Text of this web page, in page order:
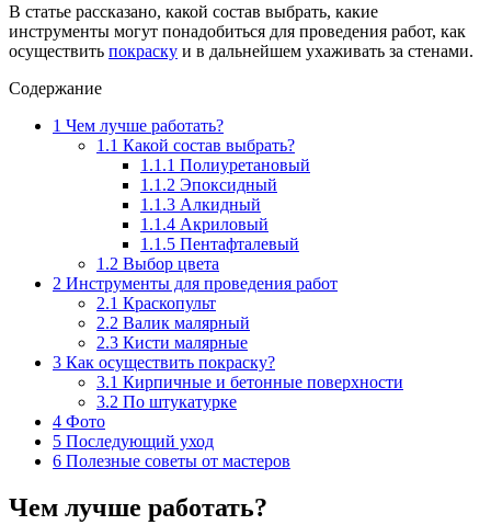
В статье рассказано, какой состав выбрать, какие
инструменты могут понадобиться для проведения работ, как
осуществить покраску и в дальнейшем ухаживать за стенами.
Содержание
1 Чем лучше работать?
1.1 Какой состав выбрать?
1.1.1 Полиуретановый
1.1.2 Эпоксидный
1.1.3 Алкидный
1.1.4 Акриловый
1.1.5 Пентафталевый
1.2 Выбор цвета
2 Инструменты для проведения работ
2.1 Краскопульт
2.2 Валик малярный
2.3 Кисти малярные
3 Как осуществить покраску?
3.1 Кирпичные и бетонные поверхности
3.2 По штукатурке
4 Фото
5 Последующий уход
6 Полезные советы от мастеров
Чем лучше работать?